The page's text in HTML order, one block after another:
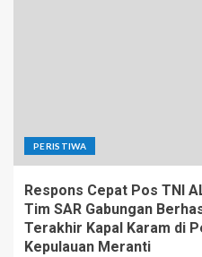
PERISTIWA
Respons Cepat Pos TNI
Tim SAR Gabungan
Terakhir Kapal Karam di
Kepulauan Meranti